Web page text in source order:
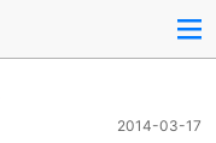
2014-03-17